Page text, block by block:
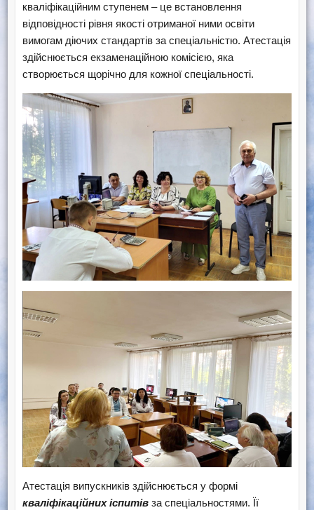
кваліфікаційним ступенем – це встановлення
відповідності рівня якості отриманої ними освіти
вимогам діючих стандартів за спеціальністю. Атестація
здійснюється екзаменаційною комісією, яка
створюється щорічно для кожної спеціальності.
Атестація випускників здійснюється у формі
кваліфікаційних іспитівза спеціальностями. Її